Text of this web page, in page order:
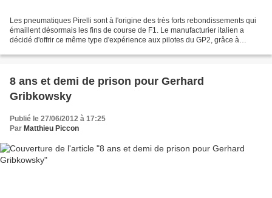
Les pneumatiques Pirelli sont à l'origine des très forts rebondissements qui
émaillent désormais les fins de course de F1. Le manufacturier italien a
décidé d'offrir ce même type d'expérience aux pilotes du GP2, grâce à
8 ans et demi de prison pour Gerhard
Gribkowsky
Publié le 27/06/2012 à 17:25
Par Matthieu Piccon